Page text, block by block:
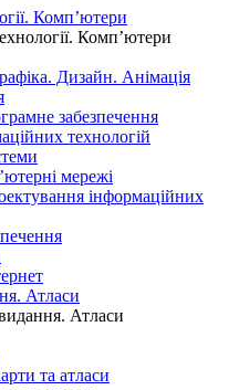
Комп’ютери
Комп’ютери
Дизайн. Анімація
забезпечення
технологій
мережі
інформаційних
Атласи
Атласи
та атласи